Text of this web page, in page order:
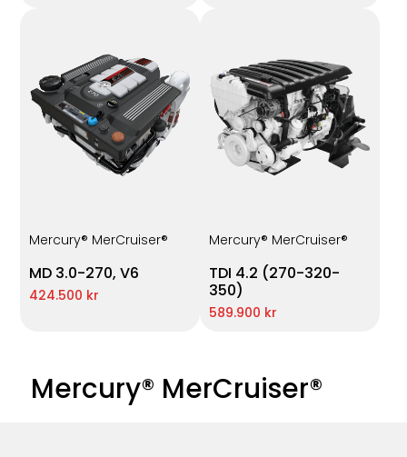
Mercury® MerCruiser®
MD 3.0-270, V6
424.500 kr
Mercury® MerCruiser®
TDI 4.2 (270-320-
350)
589.900 kr
Mercury® MerCruiser®